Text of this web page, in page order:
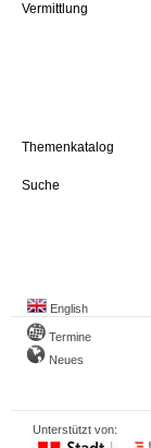
Vermittlung
Themenkatalog
Suche
English
Termine
Neues
Unterstützt von: